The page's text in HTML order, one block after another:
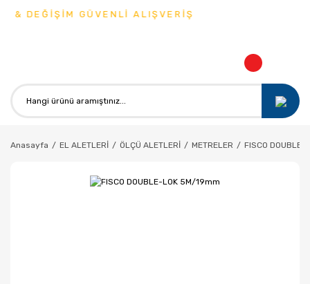
& DEĞİŞİM GÜVENLİ ALIŞVERİŞ
Anasayfa EL ALETLERİ ÖLÇÜ ALETLERİ METRELER FISCO